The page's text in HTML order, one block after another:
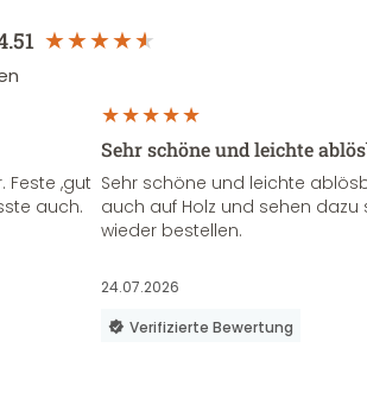
Feste ,gut
auch.
Sehr schöne und leichte
Sehr schöne und leichte
auch auf Holz und sehen
wieder bestellen.
24.07.2026
Verifizierte Bewertung